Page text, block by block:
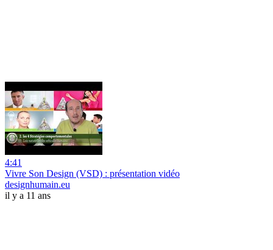
4:41
Vivre Son Design (VSD) : présentation vidéo
designhumain.eu
il y a 11 ans